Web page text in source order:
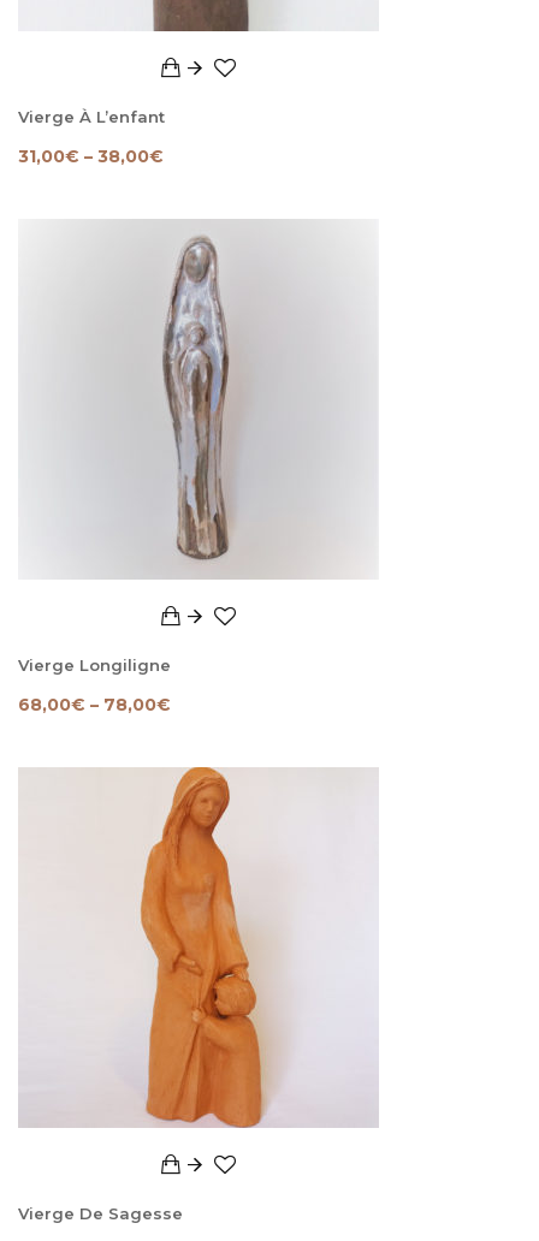
Vierge À L’enfant
31,00€ – 38,00€
Vierge Longiligne
68,00€ – 78,00€
Vierge De Sagesse